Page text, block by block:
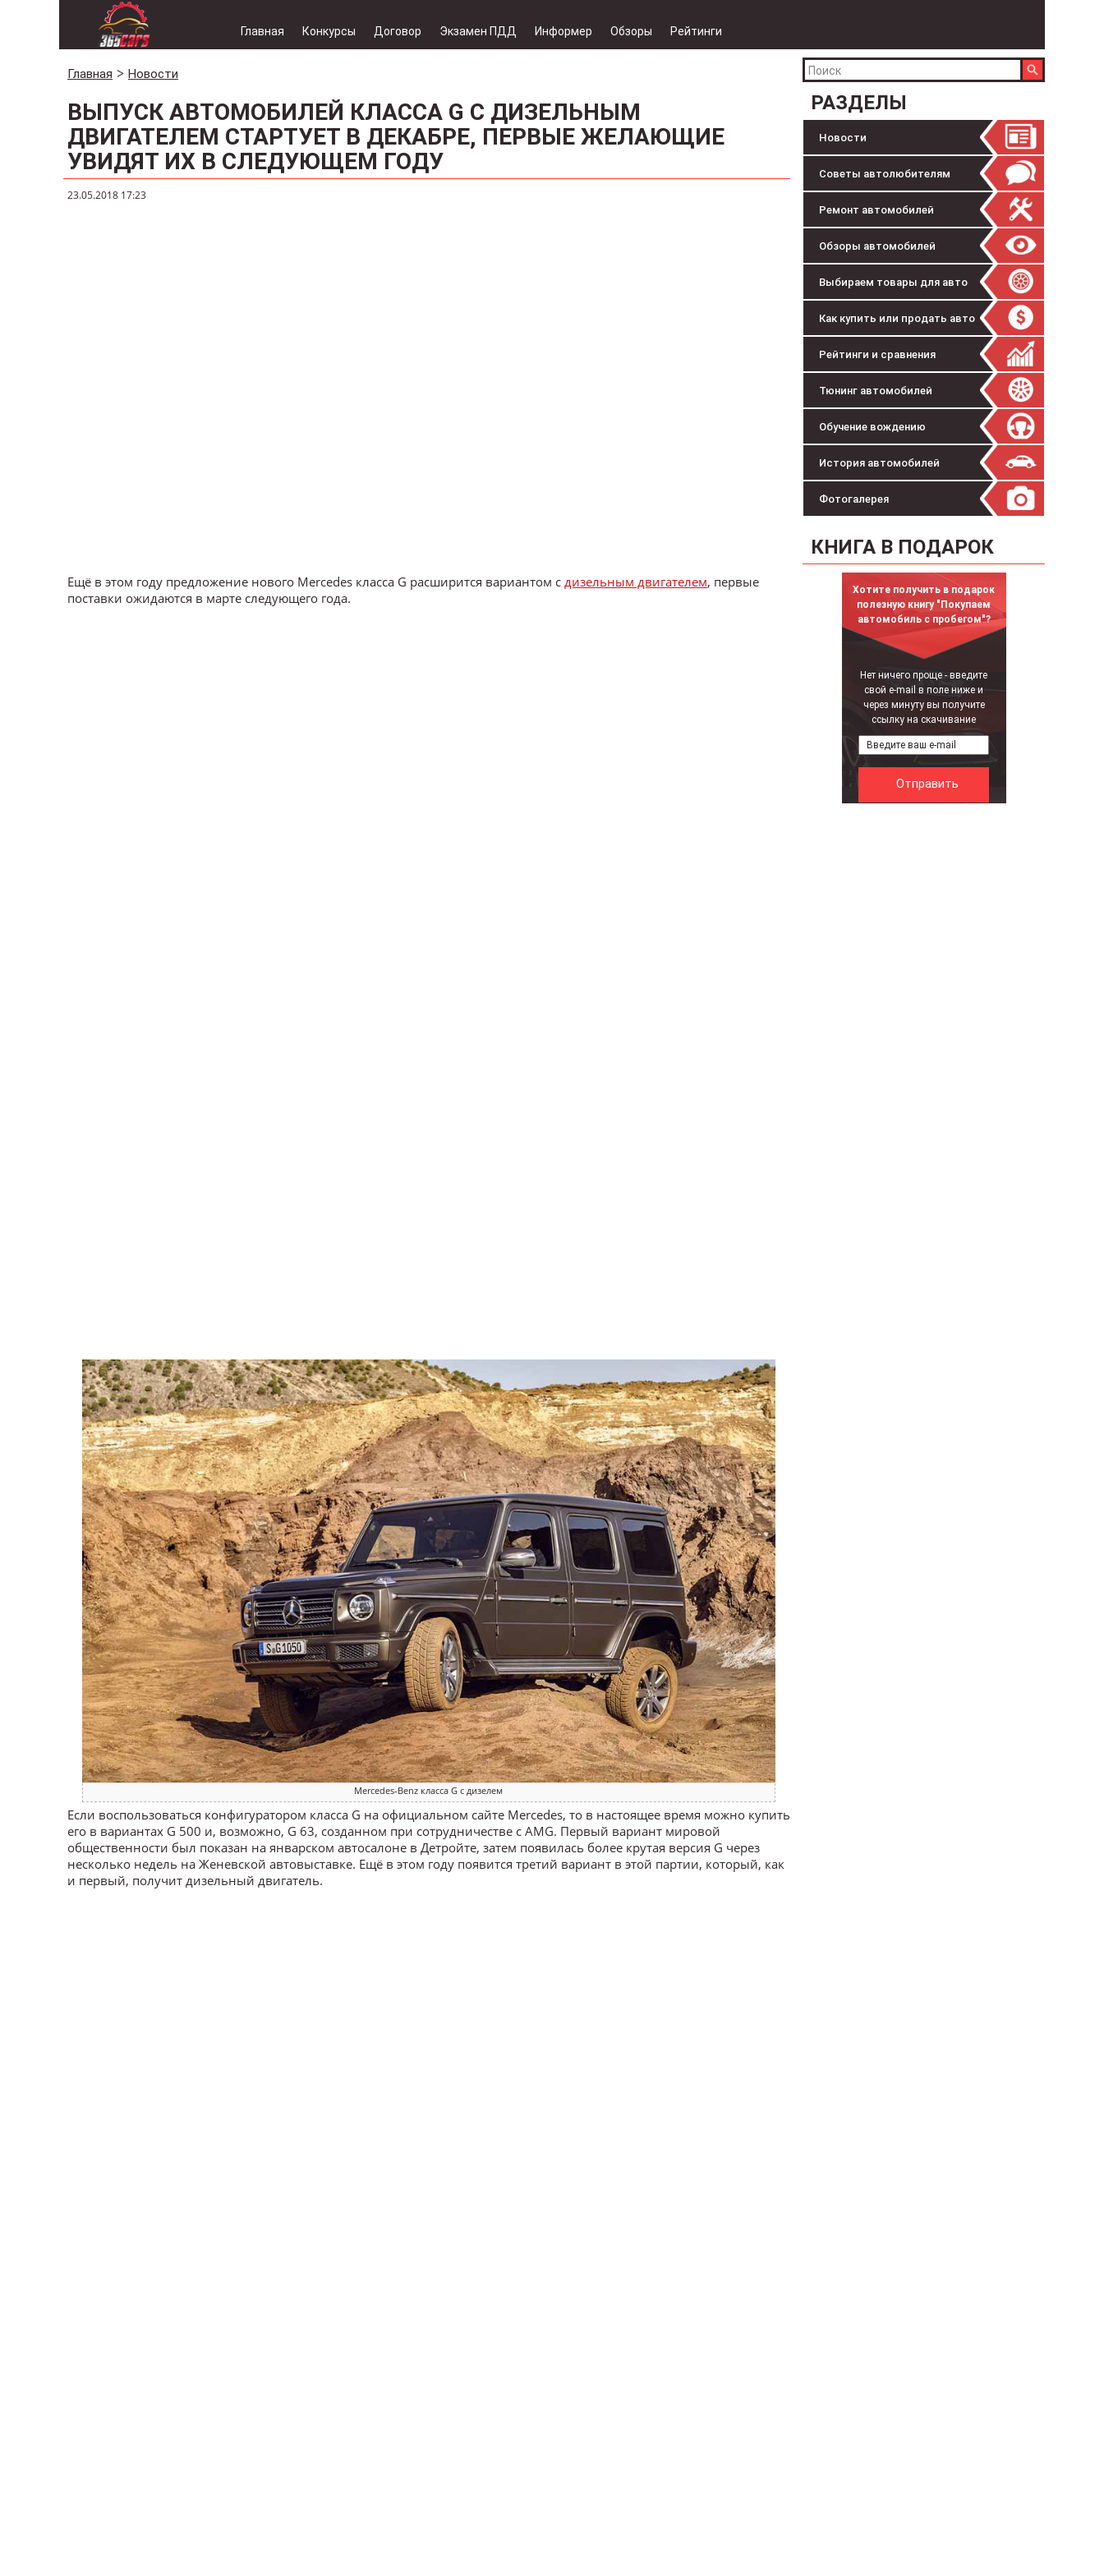
Главная Конкурсы Договор Экзамен ПДД Информер Обзоры Рейтинги
РАЗДЕЛЫ
Новости
Советы автолюбителям
Ремонт автомобилей
Обзоры автомобилей
Выбираем товары для авто
Как купить или продать авто
Рейтинги и сравнения
Тюнинг автомобилей
Обучение вождению
История автомобилей
Фотогалерея
КНИГА В ПОДАРОК
Хотите получить в подарок
полезную книгу "Покупаем
автомобиль с пробегом"?
Нет ничего проще - введите
свой e-mail в поле ниже и
через минуту вы получите
ссылку на скачивание
Главная Новости
ВЫПУСК АВТОМОБИЛЕЙ КЛАССА G С ДИЗЕЛЬНЫМ
ДВИГАТЕЛЕМ СТАРТУЕТ В ДЕКАБРЕ, ПЕРВЫЕ ЖЕЛАЮЩИЕ
УВИДЯТ ИХ В СЛЕДУЮЩЕМ ГОДУ
23.05.2018 17:23
Ещё в этом году предложение нового Mercedes класса G расширится вариантом с дизельным двигателем, первые
поставки ожидаются в марте следующего года.
Mercedes-Benz класса G с дизелем
Если воспользоваться конфигуратором класса G на официальном сайте Mercedes, то в настоящее время можно купить
его в вариантах G 500 и, возможно, G 63, созданном при сотрудничестве с AMG. Первый вариант мировой
общественности был показан на январском автосалоне в Детройте, затем появилась более крутая версия G через
несколько недель на Женевской автовыставке. Ещё в этом году появится третий вариант в этой партии, который, как
и первый, получит дизельный двигатель.